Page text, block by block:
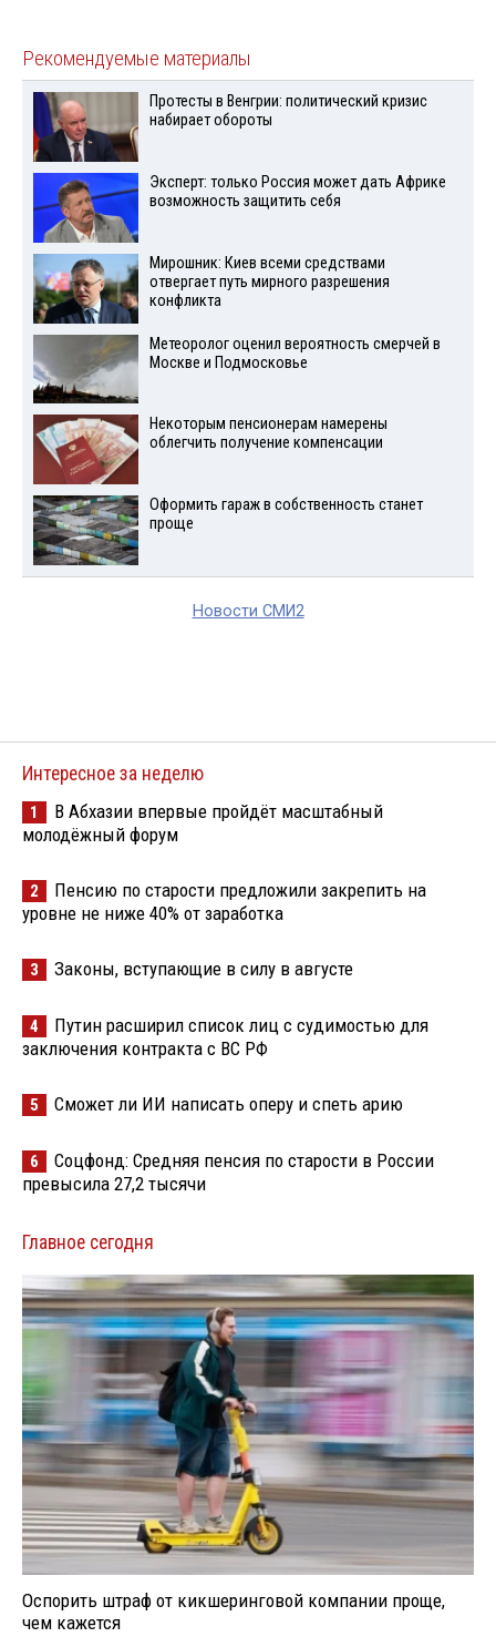
Рекомендуемые материалы
Протесты в Венгрии: политический кризис
набирает обороты
Эксперт: только Россия может дать Африке
возможность защитить себя
Мирошник: Киев всеми средствами
отвергает путь мирного разрешения
конфликта
Метеоролог оценил вероятность смерчей в
Москве и Подмосковье
Некоторым пенсионерам намерены
облегчить получение компенсации
Оформить гараж в собственность станет
проще
Новости СМИ2
Интересное за неделю
1
В Абхазии впервые пройдёт масштабный
молодёжный форум
2
Пенсию по старости предложили закрепить на
уровне не ниже 40% от заработка
3 Законы, вступающие в силу в августе
4
Путин расширил список лиц с судимостью для
заключения контракта с ВС РФ
5 Сможет ли ИИ написать оперу и спеть арию
6
Соцфонд: Средняя пенсия по старости в России
превысила 27,2 тысячи
Главное сегодня
Оспорить штраф от кикшеринговой компании проще,
чем кажется